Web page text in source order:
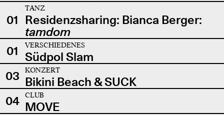
01
TANZ
Residenzsharing: Bianca Berger:
tamdom
01
VERSCHIEDENES
Südpol Slam
03
KONZERT
Bikini Beach & SUCK
04
CLUB
MOVE